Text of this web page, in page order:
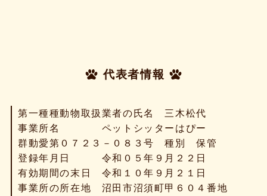
代表者情報
第一種種動物取扱業者の氏名 三木松代
事業所名 ペットシッターはぴー
群動愛第０７２３－０８３号 種別 保管
登録年月日 令和０５年９月２２日
有効期間の末日 令和１０年９月２１日
事業所の所在地 沼田市沼須町甲６０４番地